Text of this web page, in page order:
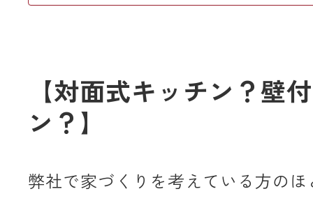
【対面式キッチン？壁
ン？】
弊社で家づくりを考えている方の